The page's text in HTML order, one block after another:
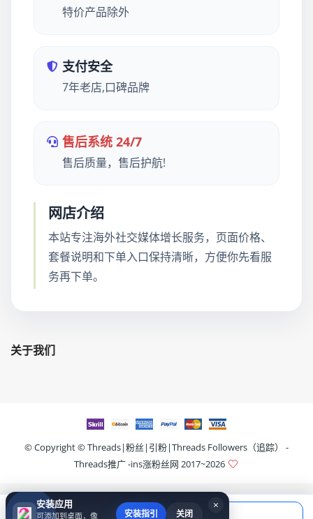
当前应付
特价产品除外
支付安全
7年老店,口碑品牌
售后系统 24/7
售后质量，售后护航!
网店介绍
本站专注海外社交媒体增长服务，页面价格、
套餐说明和下单入口保持清晰，方便你先看服
务再下单。
关于我们
© Copyright ©Threads|粉丝|引粉|Threads Followers（追踪） -
Threads推广 -ins涨粉丝网 2017~2026
×
安装应用
可添加到桌面，像 安装指引 关闭